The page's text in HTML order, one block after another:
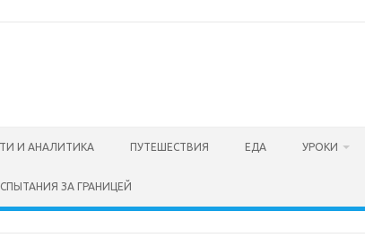
И АНАЛИТИКА ПУТЕШЕСТВИЯ ЕДА УРОКИ
ЗА ГРАНИЦЕЙ